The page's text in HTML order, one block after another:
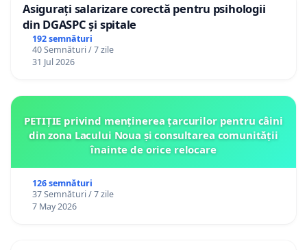
Asigurați salarizare corectă pentru psihologii
din DGASPC și spitale
192 semnături
40 Semnături / 7 zile
31 Jul 2026
PETIȚIE privind menținerea țarcurilor pentru câini
din zona Lacului Noua și consultarea comunității
înainte de orice relocare
126 semnături
37 Semnături / 7 zile
7 May 2026